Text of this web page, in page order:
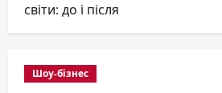
світи: до і після
Шоу-бізнес